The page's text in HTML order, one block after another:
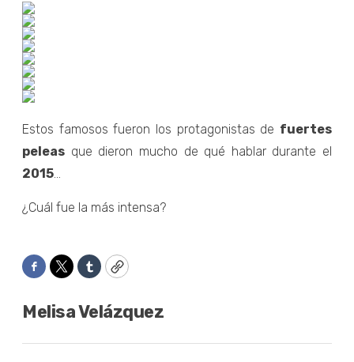
Estos famosos fueron los protagonistas de fuertes
peleas que dieron mucho de qué hablar durante el
2015...
¿Cuál fue la más intensa?
Facebook
TwitterTumblrCopy
Melisa Velázquez